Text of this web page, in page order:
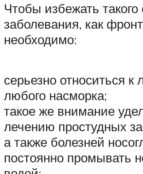
Чтобы избежать такого
заболевания, как
необходимо:
серьезно относиться к
любого насморка;
такое же внимание
лечению простудных
а также болезней
постоянно промывать